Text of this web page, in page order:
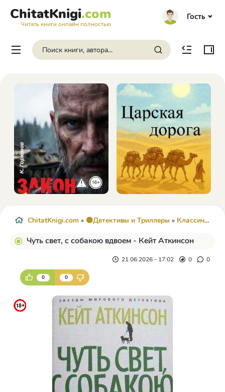
ChitatKnigi.com
Читать книги онлайн полностью
Гость
ChitatKnigi.com » 🟠Детективы и Триллеры » Классический детектив
Чуть свет, с собакою вдвоем - Кейт Аткинсон
21.06.2026 - 17:02 0 0
0 0